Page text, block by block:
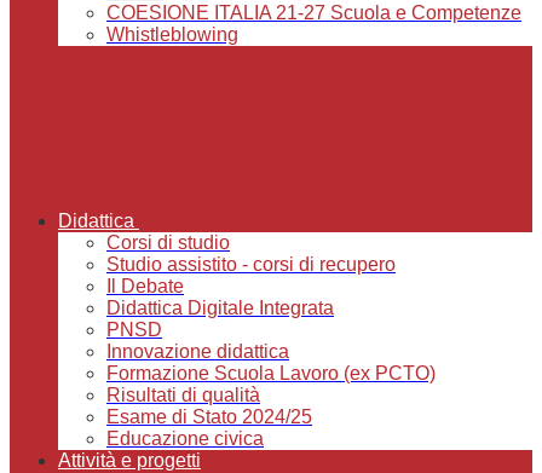
COESIONE ITALIA 21-27 Scuola e Competenze
Whistleblowing
Didattica
Corsi di studio
Studio assistito - corsi di recupero
Il Debate
Didattica Digitale Integrata
PNSD
Innovazione didattica
Formazione Scuola Lavoro (ex PCTO)
Risultati di qualità
Esame di Stato 2024/25
Educazione civica
Attività e progetti